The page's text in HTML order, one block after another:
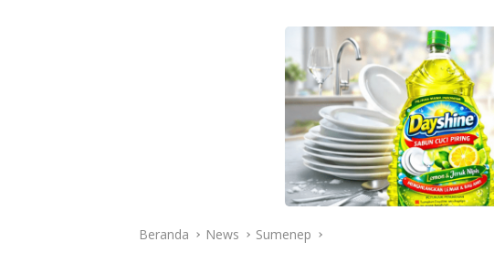
Beranda News Sumenep